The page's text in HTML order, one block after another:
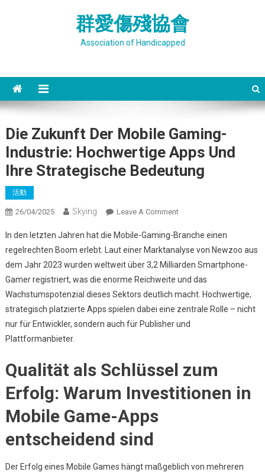
群愛傷殘協會
Association of Handicapped
Die Zukunft Der Mobile Gaming-
Industrie: Hochwertige Apps Und
Ihre Strategische Bedeutung
活動
26/04/2025 Skying Leave A CommentOn
Zukunft
Der
Mobile
Gaming-
Industrie:
Hochwertige
Apps
Strategische
Bedeutung
In den letzten Jahren hat die Mobile-Gaming-Branche einen
regelrechten Boom erlebt. Laut einer Marktanalyse von Newzoo aus
dem Jahr 2023 wurden weltweit über3,2 Milliarden Smartphone-
Gamerregistriert, was die enorme Reichweite und das
Wachstumspotenzial dieses Sektors deutlich macht. Hochwertige,
strategisch platzierte Apps spielen dabei eine zentrale Rolle – nicht
nur für Entwickler, sondern auch für Publisher und
Plattformanbieter.
Qualität als Schlüssel zum
Erfolg: Warum Investitionen in
Mobile Game-Apps
entscheidend sind
Der Erfolg eines Mobile Games hängt maßgeblich von mehreren